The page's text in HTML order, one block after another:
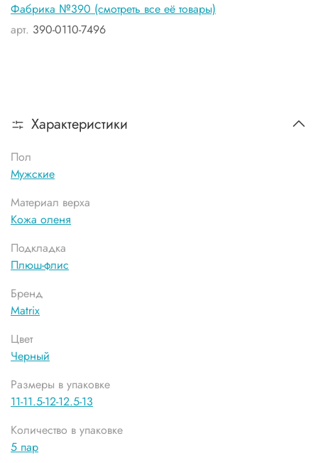
Фабрика №390 (смотреть все её товары)
арт. 390-0110-7496
Характеристики
Пол
Мужские
Материал верха
Кожа оленя
Подкладка
Плюш-флис
Бренд
Matrix
Цвет
Черный
Размеры в упаковке
11-11.5-12-12.5-13
Количество в упаковке
5 пар